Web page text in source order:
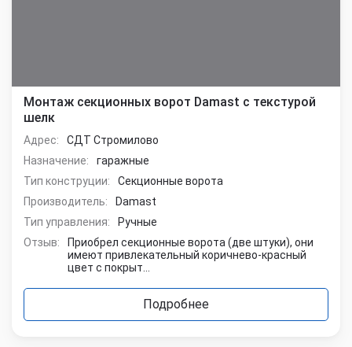
Монтаж секционных ворот Damast с текстурой
шелк
Адрес:
СДТ Стромилово
Назначение:
гаражные
Тип конструции:
Секционные ворота
Производитель:
Damast
Тип управления:
Ручные
Отзыв:
Приобрел секционные ворота (две штуки), они
имеют привлекательный коричнево-красный
цвет с покрыт...
Подробнее